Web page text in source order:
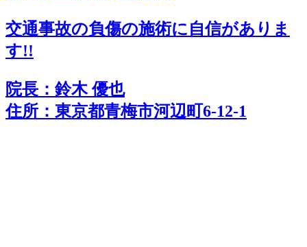
交通事故の負傷の施術に自信がありま
す!!
院長：鈴木 優也
住所：東京都青梅市河辺町6-12-1